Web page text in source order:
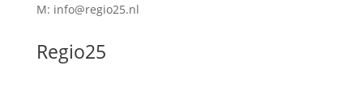
M: info@regio25.nl
Regio25